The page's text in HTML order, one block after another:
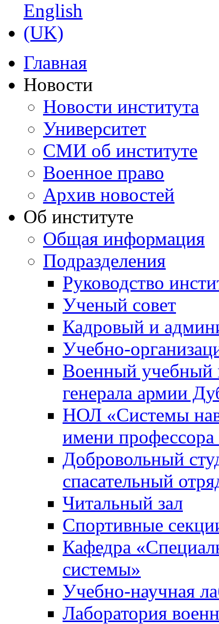
Главная
Новости
Новости института
Университет
СМИ об институте
Военное право
Архив новостей
Об институте
Общая информация
Подразделения
Руководство
Ученый совет
Кадровый и
Учебно-
Военный учебный
генерала армии
НОЛ «Системы
имени
Добровольный
спасательный
Читальный зал
Спортивные
Кафедра
системы»
Учебно-научная
Лаборатория